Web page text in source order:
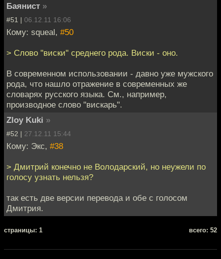
Баянист »
#51 | 06.12.11 16:06
Кому: squeal, #50
> Слово "виски" среднего рода. Виски - оно.
В современном использовании - давно уже мужского
рода, что нашло отражение в современных же
словарях русского языка. См., например,
производное слово "вискарь".
Zloy Kuki »
#52 | 27.12.11 15:44
Кому: Экс, #38
> Дмитрий конечно не Володарский, но неужели по
голосу узнать нельзя?
так есть две версии перевода и обе с голосом
Дмитрия.
cтраницы: 1 всего: 52